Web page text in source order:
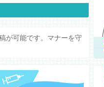
が可能です。マナーを守